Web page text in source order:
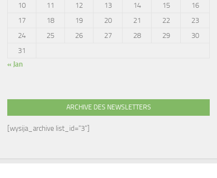
10
11 12 13 14 15
16
17
18 19 20 21 22
23
24
25 26 27 28 29
30
31
« Jan
ARCHIVE DES NEWSLETTERS
[wysija_archive list_id="3"]